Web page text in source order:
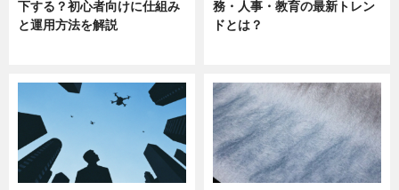
下する？初心者向けに仕組み
と運用方法を解説
務・人事・教育の最新トレン
ドとは？